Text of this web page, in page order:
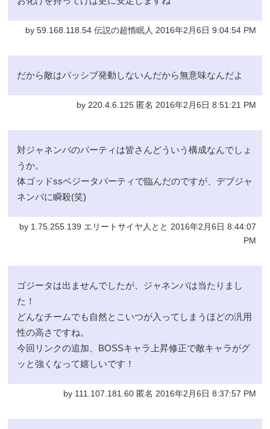
by 59.168.118.54 伝説の超惰眠人 2016年2月6日 9:04:54 PM
だから敵はパッシブ発動しないんだから無意味なんだよ
by 220.4.6.125 匿名 2016年2月6日 8:51:21 PM
対ジャネンバのパーティは皆さんどういう構成なんでしょ
うか。
体ゴッドssベジータパーティで臨んだのですが、デブジャ
ネンバに瞬殺(笑)
by 1.75.255.139 エリートサイヤ人とと 2016年2月6日 8:44:07
PM
ゴジータは出ませんでしたが、ジャネンバは当たりまし
た！
どんなチームでも自然とこいつが入ってしまうほどの汎用
性の高さですね。
今回リンクの追加、BOSSキャラ上昇修正で敵キャラがグ
ッと強くなって嬉しいです！
by 111.107.181.60 匿名 2016年2月6日 8:37:57 PM